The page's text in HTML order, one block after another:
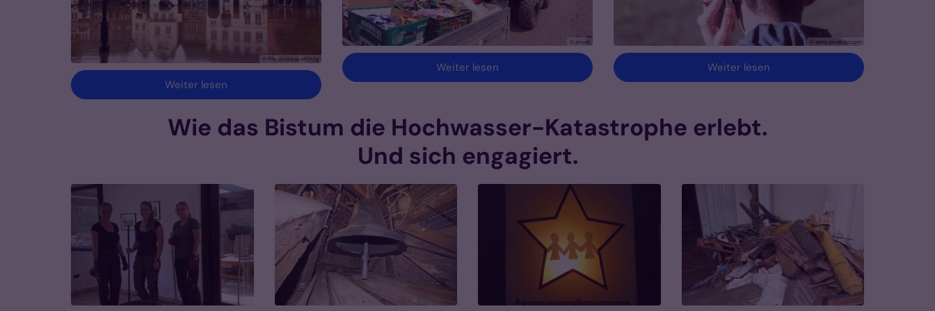
© Pfr. Andreas Möhlig
Weiter lesen
© privat
Weiter lesen
© www.pixabay.com
Weiter lesen
Wie das Bistum die Hochwasser-Katastrophe erlebt.
Und sich engagiert.